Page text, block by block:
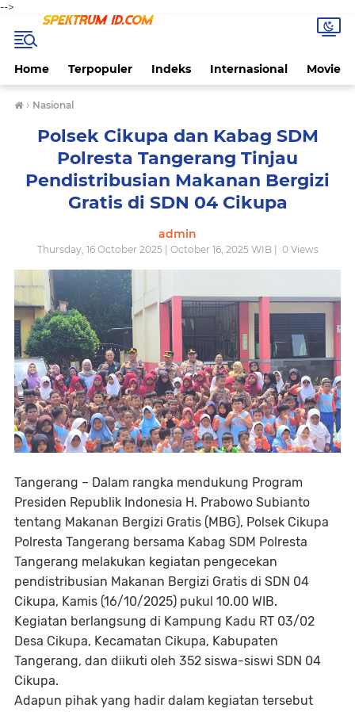
-->
Home Terpopuler Indeks Internasional Movie
› Nasional
Polsek Cikupa dan Kabag SDM
Polresta Tangerang Tinjau
Pendistribusian Makanan Bergizi
Gratis di SDN 04 Cikupa
admin
Thursday, 16 October 2025 | October 16, 2025 WIB | 0Views
Tangerang – Dalam rangka mendukung Program
Presiden Republik Indonesia H. Prabowo Subianto
tentang Makanan Bergizi Gratis (MBG), Polsek Cikupa
Polresta Tangerang bersama Kabag SDM Polresta
Tangerang melakukan kegiatan pengecekan
pendistribusian Makanan Bergizi Gratis di SDN 04
Cikupa, Kamis (16/10/2025) pukul 10.00 WIB.
Kegiatan berlangsung di Kampung Kadu RT 03/02
Desa Cikupa, Kecamatan Cikupa, Kabupaten
Tangerang, dan diikuti oleh 352 siswa-siswi SDN 04
Cikupa.
Adapun pihak yang hadir dalam kegiatan tersebut